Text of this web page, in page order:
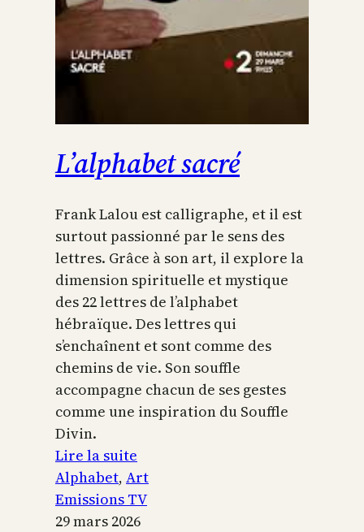
L’alphabet sacré
Frank Lalou est calligraphe, et il est
surtout passionné par le sens des
lettres. Grâce à son art, il explore la
dimension spirituelle et mystique
des 22 lettres de l’alphabet
hébraïque. Des lettres qui
s’enchaînent et sont comme des
chemins de vie. Son souffle
accompagne chacun de ses gestes
comme une inspiration du Souffle
Divin.
Lire la suite
L’alphabet
sacré
Alphabet, Art
Emissions TV
29 mars 2026